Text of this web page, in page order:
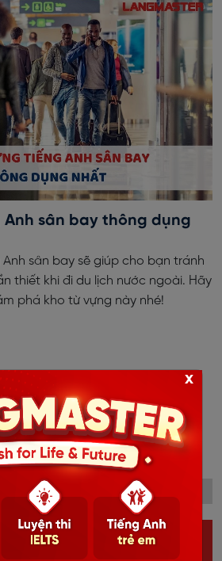
Anh sân bay thông dụng
Anh sân bay sẽ giúp cho bạn tránh
thiết khi đi du lịch nước ngoài. Hãy
phá kho từ vựng này nhé!
32 33 34 35
39 40 41 ›
ĐỌC NHIỀU
x